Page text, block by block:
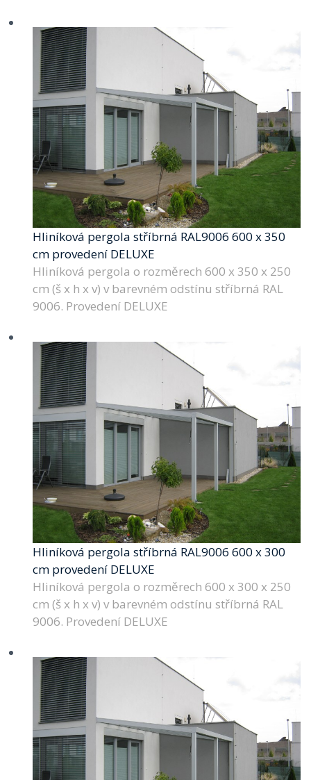
Hliníková pergola stříbrná RAL9006 600 x 350
cm provedení DELUXE
Hliníková pergola o rozměrech 600 x 350 x 250
cm (š x h x v) v barevném odstínu stříbrná RAL
9006. Provedení DELUXE
Hliníková pergola stříbrná RAL9006 600 x 300
cm provedení DELUXE
Hliníková pergola o rozměrech 600 x 300 x 250
cm (š x h x v) v barevném odstínu stříbrná RAL
9006. Provedení DELUXE